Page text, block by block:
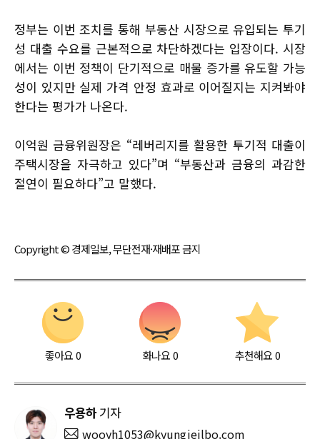
정부는 이번 조치를 통해 부동산 시장으로 유입되는 투기
성 대출 수요를 근본적으로 차단하겠다는 입장이다. 시장
에서는 이번 정책이 단기적으로 매물 증가를 유도할 가능
성이 있지만 실제 가격 안정 효과로 이어질지는 지켜봐야
한다는 평가가 나온다.
이억원 금융위원장은 “레버리지를 활용한 투기적 대출이
주택시장을 자극하고 있다”며 “부동산과 금융의 과감한
절연이 필요하다”고 말했다.
Copyright © 경제일보, 무단전재·재배포 금지
좋아요0 화나요0 추천해요 0
우용하기자
wooyh1053@kyungjeilbo.com